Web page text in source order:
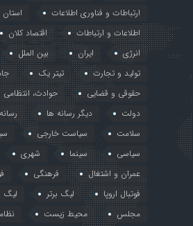
ارتباطات و فناوری اطلاعات
استان
اطلاعات و ارتباطات
اقتصاد کلان
انرژی
ایران بین الملل
تولید و تجارت
تیتر یک
حقوقی و قضایی
حوادث، انتظامی
دولت
دیگر رسانه ها رسانه
سلامت
سیاست خارجی
سیاسی
سینما شهری
عمران و اشتغال
فرهنگی
فوتبال اروپا
لیگ برتر
لیگ
مجلس
محیط زیست